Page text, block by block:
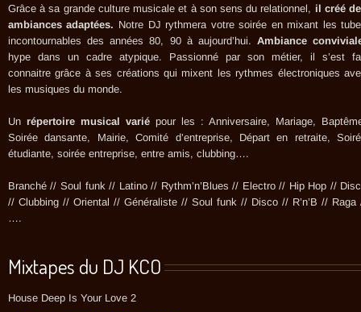
Grâce à sa grande culture musicale et à son sens du relationnel, il créé
ambiances adaptées. Notre DJ rythmera votre soirée en mixant les
incontournables des années 80, 90 à aujourd’hui. Ambiance
hype dans un cadre atypique. Passionné par son métier, il s’est
connaitre grâce à ses créations qui mixent les rythmes électroniques
les musiques du monde.
Un répertoire musical varié pour les : Anniversaire, Mariage,
Soirée dansante, Mairie, Comité d’entreprise, Départ en retraite,
étudiante, soirée entreprise, entre amis, clubbing….
Branché // Soul funk // Latino // Rythm’n’Blues // Electro // Hip Hop //
// Clubbing // Oriental // Généraliste // Soul funk // Disco // R’n’B // Raga
….
Mixtapes du DJ KCO
House Deep Is Your Love 2